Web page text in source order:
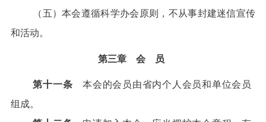
（五）本会遵循科学办会原则，不从事封建迷信宣传
和活动。
第三章 会 员
第十一条 本会的会员由省内个人会员和单位会员
组成。